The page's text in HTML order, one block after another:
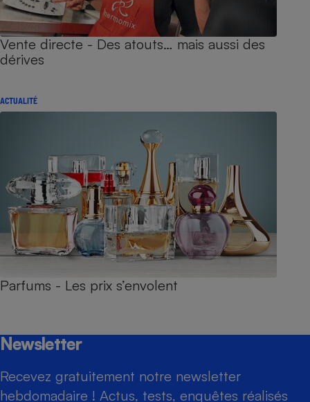
Vente directe - Des atouts… mais aussi des
dérives
ACTUALITÉ
Parfums - Les prix s’envolent
Newsletter
Recevez gratuitement notre newsletter
hebdomadaire ! Actus, tests, enquêtes réalisés